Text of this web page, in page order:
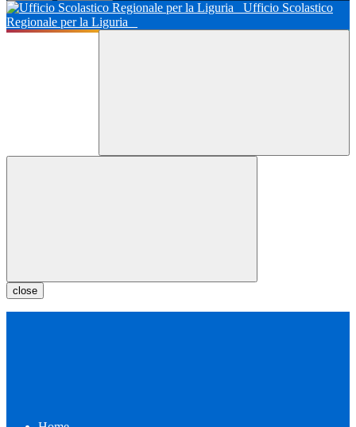
Ufficio Scolastico
Regionale per la Liguria
close